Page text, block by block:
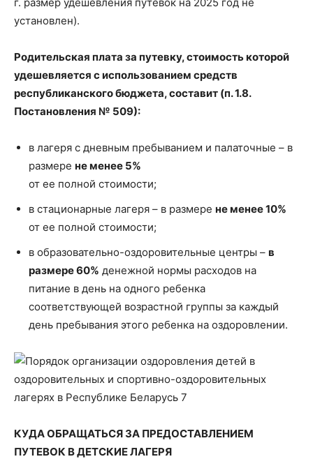
установлен).
Родительская плата за путевку, стоимость которой
удешевляется с использованием средств
республиканского бюджета, составит (п. 1.8.
Постановления № 509):
в лагеря с дневным пребыванием и палаточные – в
размере не менее 5%
от ее полной стоимости;
в стационарные лагеря – в размере не менее 10%
от ее полной стоимости;
в образовательно-оздоровительные центры – в
размере 60% денежной нормы расходов на
питание в день на одного ребенка
соответствующей возрастной группы за каждый
день пребывания этого ребенка на оздоровлении.
КУДА ОБРАЩАТЬСЯ ЗА ПРЕДОСТАВЛЕНИЕМ
ПУТЕВОК В ДЕТСКИЕ ЛАГЕРЯ